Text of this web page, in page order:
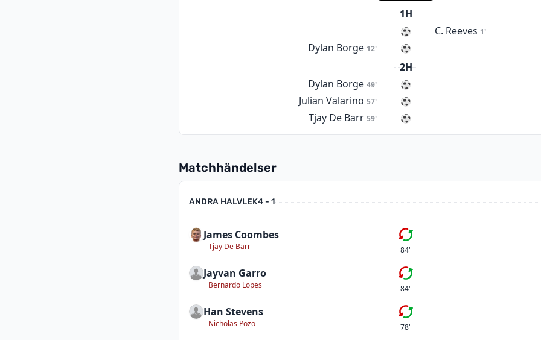
1H
C. Reeves 1'
Dylan Borge 12'
2H
Dylan Borge 49'
Julian Valarino 57'
Tjay De Barr 59'
Matchhändelser
ANDRA HALVLEK4 - 1
James Coombes
Tjay De Barr Byte
84'
Jayvan Garro
Bernardo Lopes Femte bytet
84'
Han Stevens
Nicholas Pozo Fjärde bytet
78'